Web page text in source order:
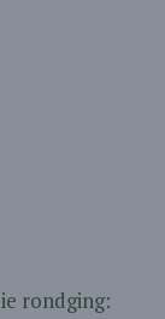
rondging: